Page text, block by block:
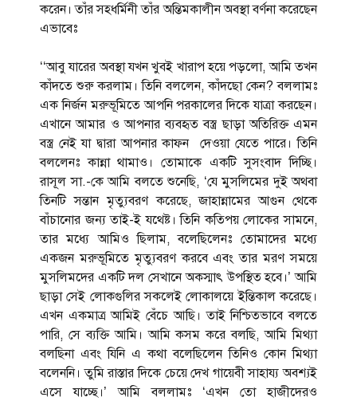
করেন। তাঁর সহধর্মিনী তাঁর অন্তিমকালীন অবস্থা বর্ণনা করেছেন
এভাবেঃ
‘‘আবু যারের অবস্থা যখন খুবই খারাপ হয়ে পড়লো, আমি তখন
কাঁদতে শুরু করলাম। তিনি বললেন, কাঁদছো কেন? বললামঃ
এক নির্জন মরুভূমিতে আপনি পরকালের দিকে যাত্রা করছেন।
এখানে আমার ও আপনার ব্যবহৃত বস্ত্র ছাড়া অতিরিক্ত এমন
বস্ত্র নেই যা দ্বারা আপনার কাফন দেওয়া যেতে পারে। তিনি
বললেনঃ কান্না থামাও। তোমাকে একটি সুসংবাদ দিচ্ছি।
রাসূল সা.-কে আমি বলতে শুনেছি, ‘যে মুসলিমের দুই অথবা
তিনটি সন্তান মৃত্যুবরণ করেছে, জাহান্নামের আগুন থেকে
বাঁচানোর জন্য তাই-ই যথেষ্ট। তিনি কতিপয় লোকের সামনে,
তার মধ্যে আমিও ছিলাম, বলেছিলেনঃ তোমাদের মধ্যে
একজন মরুভূমিতে মৃত্যুবরণ করবে এবং তার মরণ সময়ে
মুসলিমদের একটি দল সেখানে অকস্মাৎ উপস্থিত হবে।’ আমি
ছাড়া সেই লোকগুলির সকলেই লোকালয়ে ইন্তিকাল করেছে।
এখন একমাত্র আমিই বেঁচে আছি। তাই নিশ্চিতভাবে বলতে
পারি, সে ব্যক্তি আমি। আমি কসম করে বলছি, আমি মিথ্যা
বলছিনা এবং যিনি এ কথা বলেছিলেন তিনিও কোন মিথ্যা
বলেননি। তুমি রাস্তার দিকে চেয়ে দেখ গায়েবী সাহায্য অবশ্যই
এসে যাচ্ছে।’ আমি বললামঃ ‘এখন তো হাজীদেরও